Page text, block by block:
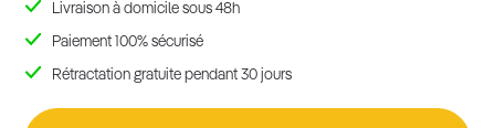
Livraison à domicile sous 48h
Paiement 100% sécurisé
Rétractation gratuite pendant 30 jours